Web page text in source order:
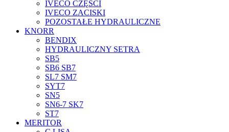
IVECO CZĘŚCI
IVECO ZACISKI
POZOSTAŁE HYDRAULICZNE
KNORR
BENDIX
HYDRAULICZNY SETRA
SB5
SB6 SB7
SL7 SM7
SYT7
SN5
SN6-7 SK7
ST7
MERITOR